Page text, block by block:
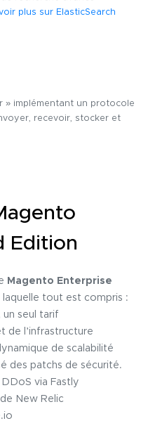
plus sur ElasticSearch
» implémentant un protocole
recevoir, stocker et
Edition
Magento Enterprise
laquelle tout est compris :
un seul tarif
de l’infrastructure
de scalabilité
des patchs de sécurité.
via Fastly
New Relic